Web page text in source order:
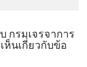
กรมเจรจาการ
ห็นเกี่ยวกับข้อ